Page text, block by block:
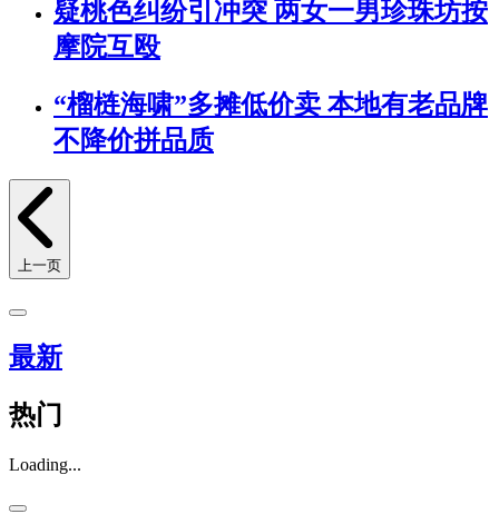
疑桃色纠纷引冲突 两女一男珍珠坊按
摩院互殴
“榴梿海啸”多摊低价卖 本地有老品牌
不降价拼品质
上一页
最新
热门
Loading...